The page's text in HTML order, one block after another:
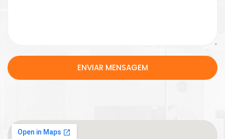
ENVIAR MENSAGEM